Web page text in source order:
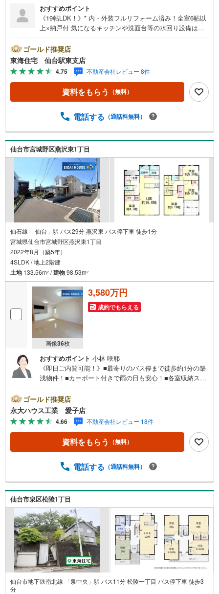
おすすめポイント
《19帖LDK！》* 内・外装フルリフォーム済み！全室6帖以
上×納戸付 気になるキッチンや洗面台等の水回り設備は新
可能 * 未掲載物件のご提案・ご案内も可能です * アピール
ポイント *■お料理しながらご家族と会話が楽しめるオープ
ンスタイル19帖LDK ■ご両親との同居やリモートワーク部
屋・趣味部屋をご用意可能な広々4LDK＋納戸付！■整理整
頓がしやすい！全室収納スペース＋大型納戸をご用意＋*■
車の劣化を防いだり、雨の日の車の乗り降りが楽なカーポ
入居がスムーズ。・ 周辺環境 *・広瀬小学校:徒歩7分・広
ークベニマル愛子店:徒歩17分/車4分 お問い合わせについて
・当日のご予約も可能！お気軽にお電話下さい ・ご来店・
メールでのご相談、資料請求も大歓迎
ゴールド推奨店
東海住宅 仙台駅東支店
4.75 不動産会社レビュー 8件
資料をもらう （無料）
電話する （通話料無料）
仙台市宮城野区燕沢東1丁目
仙石線 「仙台」駅 バス29分 燕沢東 バス停下車 徒歩1分
宮城県仙台市宮城野区燕沢東1丁目
2022年8月（築5年）
4SLDK / 地上2階建
土地133.56m2 /建物98.53m2
画像36枚
3,580万円
成約でもらえる
おすすめポイント 小林 咲耶
《即日ご内覧可能！》■最寄りのバス停まで徒歩約1分の築
浅物件！■カーポート付きで雨の日も安心！■各室収納スペ
仙台市を中心に宮城県内の多数店舗で展開中！こちらでは
当社の強みを大きく2つに分けてご紹介！1.＜豊富な不動産
知識＞戸建・マンション・土地...と種別を問わず不動産を
取り扱っております。更に教育施設や商業施設、子育て環
境や行政などの地域情報を総合し、お客様により良い物件
選びをして頂けるよう、しっかりとサポートさせて頂きま
【引っ越し】【リフォーム】など住宅に関する様々なご質
ついても、誠心誠意ご説明させて頂きます。各店舗ではキ
ッズスペースも完備！お子様連れのご家族様で是非お越し
ください。営業時間:10:00～18:00（定休日火・水曜日※店
舗により変動あり）現地のご案内も可能ですので、どうぞ
お気軽にお問い合わせください！
ゴールド推奨店
永大ハウス工業 愛子店
4.66 不動産会社レビュー 18件
資料をもらう （無料）
電話する （通話料無料）
仙台市泉区松陵1丁目
仙台市地下鉄南北線 「泉中央」駅 バス11分 松陵一丁目 バス停下車 徒歩3
分